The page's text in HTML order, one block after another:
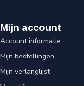
Mijn account
Account informatie
Mijn bestellingen
Mijn verlanglijst